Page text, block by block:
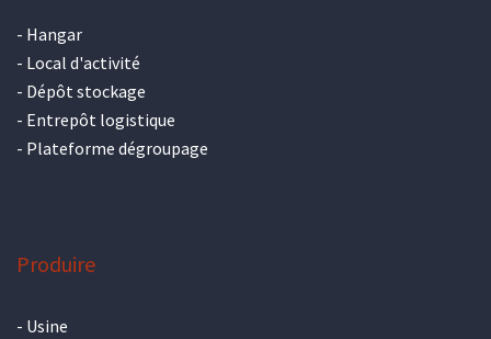
- Hangar
- Local d'activité
- Dépôt stockage
- Entrepôt logistique
- Plateforme dégroupage
Produire
- Usine